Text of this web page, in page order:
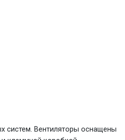
систем. Вентиляторы оснащены